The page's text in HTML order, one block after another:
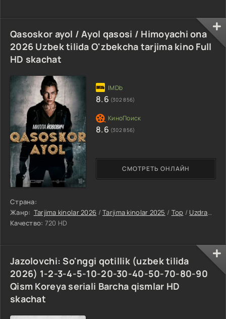
Qasoskor ayol / Ayol qasosi / Himoyachi ona
2026 Uzbek tilida O'zbekcha tarjima kino Full
HD skachat
Страна:
Жанр: Tarjima kinolar 2026 /Tarjima kinolar 2025 / Top / Uzdramalar
Качество: 720 HD
СМОТРЕТЬ ОНЛАЙН
8.6 (302 856)
8.6 (302 856)
Jazolovchi: So'nggi qotillik (uzbek tilida
2026) 1-2-3-4-5-10-20-30-40-50-70-80-90
Qism Koreya seriali Barcha qismlar HD
skachat